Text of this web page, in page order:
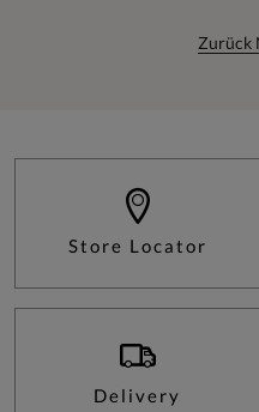
Zurück
Store Locator
Delivery